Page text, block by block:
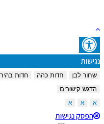
נגישות
שחור לבן חדות כהה חדות בהירה
הדגש קישורים
הפסק נגישות